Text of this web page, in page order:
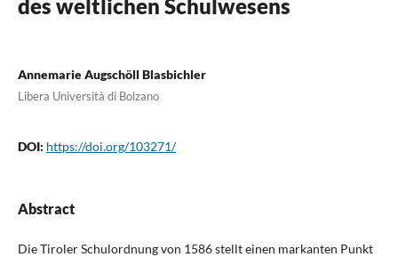
des weltlichen Schulwesens
Annemarie Augschöll Blasbichler
Libera Università di Bolzano
DOI: https://doi.org/103271/
Abstract
Die Tiroler Schulordnung von 1586 stellt einen markanten Punkt